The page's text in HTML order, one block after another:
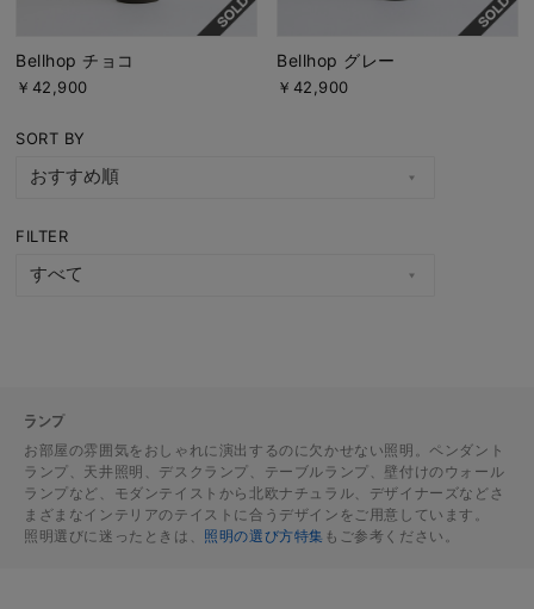
Bellhop チョコ
￥42,900
Bellhop グレー
￥42,900
SORT BY
FILTER
ランプ
お部屋の雰囲気をおしゃれに演出するのに欠かせない照明。ペンダント
ランプ、天井照明、デスクランプ、テーブルランプ、壁付けのウォール
ランプなど、モダンテイストから北欧ナチュラル、デザイナーズなどさ
まざまなインテリアのテイストに合うデザインをご用意しています。
照明選びに迷ったときは、 照明の選び方特集 もご参考ください。